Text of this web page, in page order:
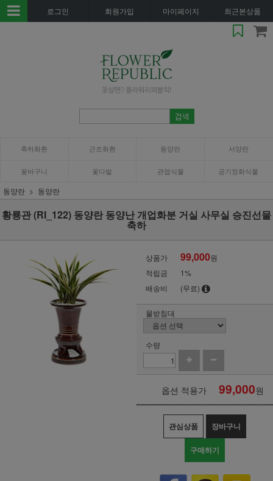
로그인 회원가입 마이페이지 최근본상품
축하화환 근조화환 동양란 서양란
꽃바구니 꽃다발 관엽식물 공기정화식물
동양란 동양란
황룡관 (RI_122) 동양란 동양난 개업화분 거실 사무실 승진선물
축하
상품가 99,000원
적립금
1%
배송비
(무료)
물받침대
수량
옵션 적용가 99,000원
관심상품 장바구니
구매하기